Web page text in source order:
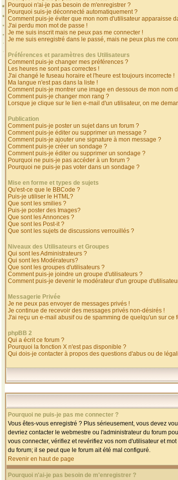
Pourquoi n'ai-je pas besoin de m'enregistrer ?
Pourquoi suis-je déconnecté automatiquement ?
Comment puis-je éviter que mon nom d'utilisateur apparaisse
J'ai perdu mon mot de passe !
Je me suis inscrit mais ne peux pas me connecter !
Je me suis enregistré dans le passé, mais ne peux plus me
Préférences et paramètres des Utilisateurs
Comment puis-je changer mes préférences ?
Les heures ne sont pas correctes !
J'ai changé le fuseau horaire et l'heure est toujours incorrecte !
Ma langue n'est pas dans la liste !
Comment puis-je montrer une image en dessous de mon nom
Comment puis-je changer mon rang ?
Lorsque je clique sur le lien e-mail d'un utilisateur, on me
Publication
Comment puis-je poster un sujet dans un forum ?
Comment puis-je éditer ou supprimer un message ?
Comment puis-je ajouter une signature à mon message ?
Comment puis-je créer un sondage ?
Comment puis-je éditer ou supprimer un sondage ?
Pourquoi ne puis-je pas accéder à un forum ?
Pourquoi ne puis-je pas voter dans un sondage ?
Mise en forme et types de sujets
Qu'est-ce que le BBCode ?
Puis-je utiliser le HTML?
Que sont les smilies ?
Puis-je poster des Images?
Que sont les Annonces ?
Que sont les Post-it ?
Que sont les sujets de discussions verrouillés ?
Niveaux des Utilisateurs et Groupes
Qui sont les Administrateurs ?
Qui sont les Modérateurs?
Que sont les groupes d'utilisateurs ?
Comment puis-je joindre un groupe d'utilisateurs ?
Comment puis-je devenir le modérateur d'un groupe
Messagerie Privée
Je ne peux pas envoyer de messages privés !
Je continue de recevoir des messages privés non-désirés !
J'ai reçu un e-mail abusif ou de spamming de quelqu'un sur ce
phpBB 2
Qui a écrit ce forum ?
Pourquoi la fonction X n'est pas disponible ?
Qui dois-je contacter à propos des questions d'abus ou de
Pourquoi ne puis-je pas me connecter ?
Vous êtes-vous enregistré ? Plus sérieusement, vous devez
devriez contacter le webmestre ou l'administrateur du forum
vous connecter, vérifiez et revérifiez vos nom d'utilisateur et
du forum; il se peut que le forum ait été mal configuré.
Revenir en haut de page
Pourquoi n'ai-je pas besoin de m'enregistrer ?